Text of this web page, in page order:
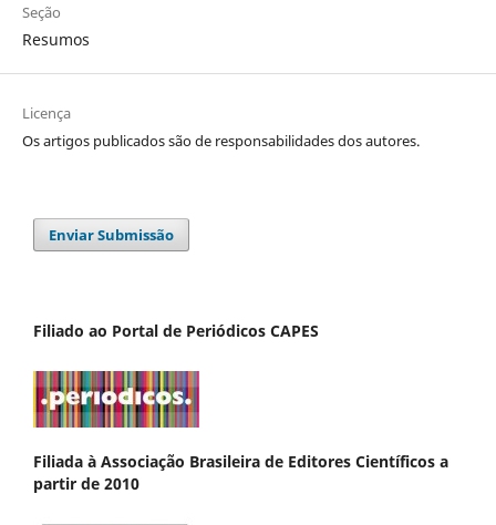
Seção
Resumos
Licença
Os artigos publicados são de responsabilidades dos autores.
Enviar Submissão
Filiado ao Portal de Periódicos CAPES
Filiada à Associação Brasileira de Editores Científicos a
partir de 2010